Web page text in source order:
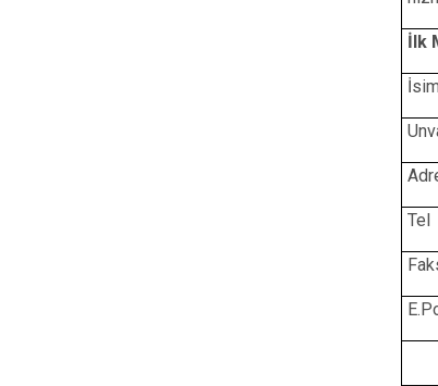
İlk
İsim
Tel